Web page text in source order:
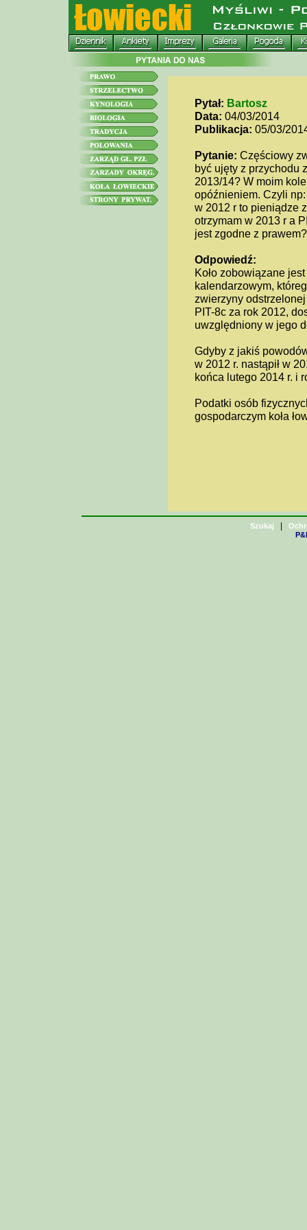
Pytał: Bartosz
Data: 04/03/2014
Publikacja: 05/03/
Pytanie: Częściowy
być ujęty z przychodu
2013/14? W moim
opóźnieniem. Czyli np:
w 2012 r to pieniądze
otrzymam w 2013 r a
jest zgodne z prawem?
Odpowiedź:
Koło zobowiązane
kalendarzowym,
zwierzyny
PIT-8c za rok 2012,
uwzględniony w jego
Gdyby z jakiś
w 2012 r. nastąpił w
końca lutego 2014 r. i
Podatki osób
gospodarczym koła
Szukaj